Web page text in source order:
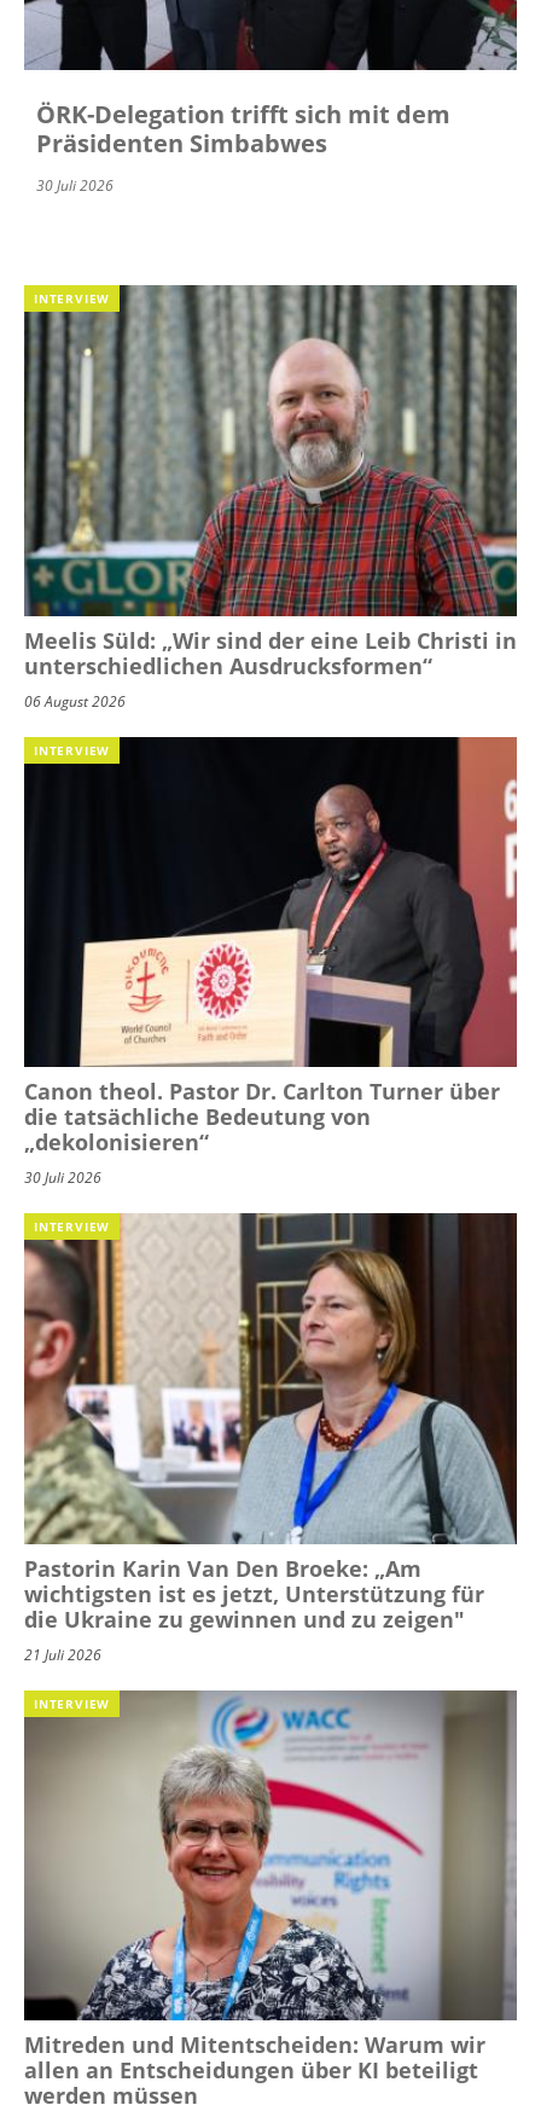
ÖRK-Delegation trifft sich mit dem
Präsidenten Simbabwes
30 Juli 2026
INTERVIEW
Meelis Süld: „Wir sind der eine Leib Christi in
unterschiedlichen Ausdrucksformen“
06 August 2026
INTERVIEW
Canon theol. Pastor Dr. Carlton Turner über
die tatsächliche Bedeutung von
„dekolonisieren“
30 Juli 2026
INTERVIEW
Pastorin Karin Van Den Broeke: „Am
wichtigsten ist es jetzt, Unterstützung für
die Ukraine zu gewinnen und zu zeigen"
21 Juli 2026
INTERVIEW
Mitreden und Mitentscheiden: Warum wir
allen an Entscheidungen über KI beteiligt
werden müssen